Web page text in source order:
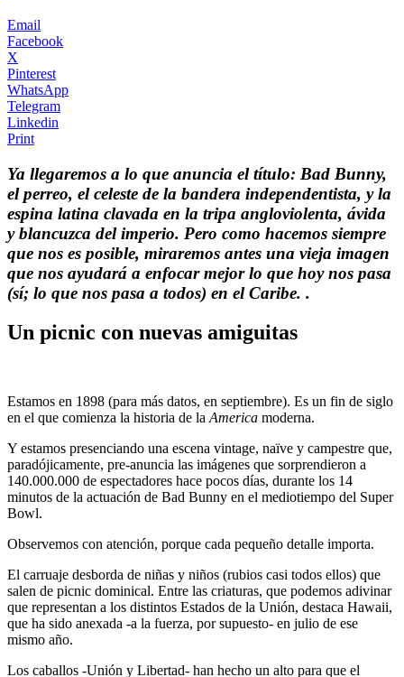
Email
Facebook
X
Pinterest
WhatsApp
Telegram
Linkedin
Print
Ya llegaremos a lo que anuncia el título: Bad Bunny,
el perreo, el celeste de la bandera independentista, y la
espina latina clavada en la tripa angloviolenta, ávida
y blancuzca del imperio. Pero como hacemos siempre
que nos es posible, miraremos antes una vieja imagen
que nos ayudará a enfocar mejor lo que hoy nos pasa
(sí; lo que nos pasa a todos) en el Caribe. .
Un picnic con nuevas amiguitas
Estamos en 1898 (para más datos, en septiembre). Es un fin de siglo
en el que comienza la historia de la America moderna.
Y estamos presenciando una escena vintage, naïve y campestre que,
paradójicamente, pre-anuncia las imágenes que sorprendieron a
140.000.000 de espectadores hace pocos días, durante los 14
minutos de la actuación de Bad Bunny en el mediotiempo del Super
Bowl.
Observemos con atención, porque cada pequeño detalle importa.
El carruaje desborda de niñas y niños (rubios casi todos ellos) que
salen de picnic dominical. Entre las criaturas, que podemos adivinar
que representan a los distintos Estados de la Unión, destaca Hawaii,
que ha sido anexada -a la fuerza, por supuesto- en julio de ese
mismo año.
Los caballos -Unión y Libertad- han hecho un alto para que el